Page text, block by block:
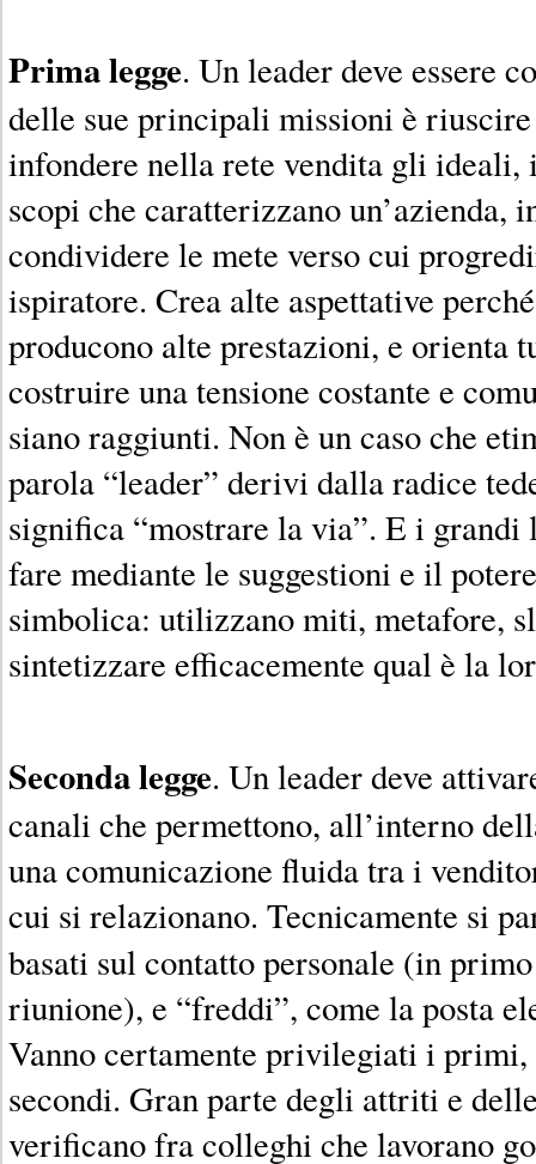
Prima legge. Un leader deve essere
delle sue principali missioni è
infondere nella rete vendita gli
scopi che caratterizzano un’azienda,
condividere le mete verso cui
ispiratore. Crea alte aspettative
producono alte prestazioni, e orienta
costruire una tensione costante e
siano raggiunti. Non è un caso che
parola “leader” derivi dalla radice
significa “mostrare la via”. E i grandi
fare mediante le suggestioni e il
simbolica: utilizzano miti, metafore,
sintetizzare efficacemente qual è la
Seconda legge. Un leader deve
canali che permettono, all’interno
una comunicazione fluida tra i
cui si relazionano. Tecnicamente si
basati sul contatto personale (in
riunione), e “freddi”, come la posta
Vanno certamente privilegiati i
secondi. Gran parte degli attriti e
verificano fra colleghi che lavorano